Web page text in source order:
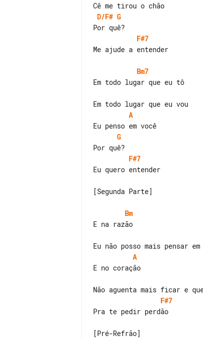
D/F# G
F#7
Me ajude a entender
Bm7
Em todo lugar que eu tô
A
G
F#7
Eu quero entender
[Segunda Parte]
Bm
E na razão
A
F#7
Pra te pedir perdão
[Pré-Refrão]